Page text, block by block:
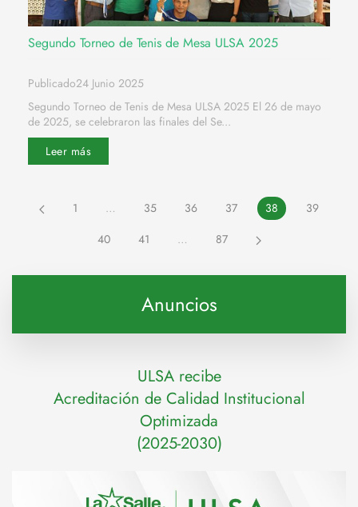
Segundo Torneo de Tenis de Mesa ULSA 2025
Publicado24 Junio 2025
Segundo Torneo de Tenis de Mesa ULSA 2025 El 26 de mayo
de 2025, se celebraron las finales del Se...
Leer más
1 … 35 36 37 38
39
40
41 … 87
Anuncios
ULSA recibe
Acreditación de Calidad Institucional
Optimizada
(2025-2030)